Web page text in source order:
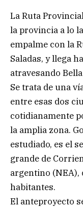
La Ruta
la provincia a lo
empalme con la
Saladas, y llega
atravesando
Se trata de una
entre esas dos
cotidianamente
la amplia zona.
estudiado, es el
grande de
argentino (NEA),
habitantes.
El anteproyecto